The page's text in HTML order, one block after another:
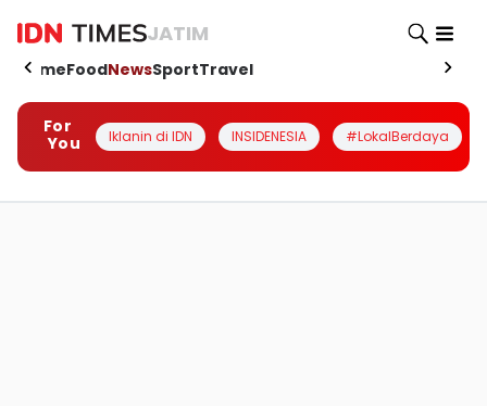
JATIM
HomeFoodNewsSportTravel
For
You
Iklanin di IDN INSIDENESIA #LokalBerdaya